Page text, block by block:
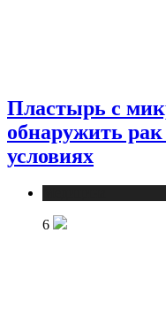
Пластырь с
обнаружить
условиях
6